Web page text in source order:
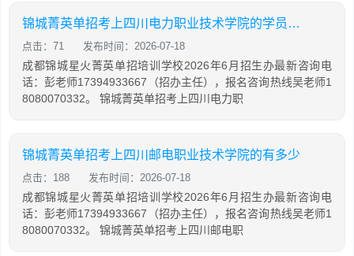
锦城菁英单招考上四川电力职业技术学院的学员多吗
点击：71 发布时间：2026-07-18
成都锦城星火菁英单招培训学校2026年6月招生办最新咨询电
话：彭老师17394933667（招办主任），报名咨询热线吴老师1
8080070332。 锦城菁英单招考上四川电力职
锦城菁英单招考上四川邮电职业技术学院的有多少
点击：188 发布时间：2026-07-18
成都锦城星火菁英单招培训学校2026年6月招生办最新咨询电
话：彭老师17394933667（招办主任），报名咨询热线吴老师1
8080070332。 锦城菁英单招考上四川邮电职